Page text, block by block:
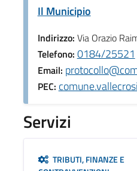
Il Municipio
Indirizzo: Via Orazio
Telefono: 0184/25521
Email:
PEC:
Servizi
TRIBUTI, FINANZE E